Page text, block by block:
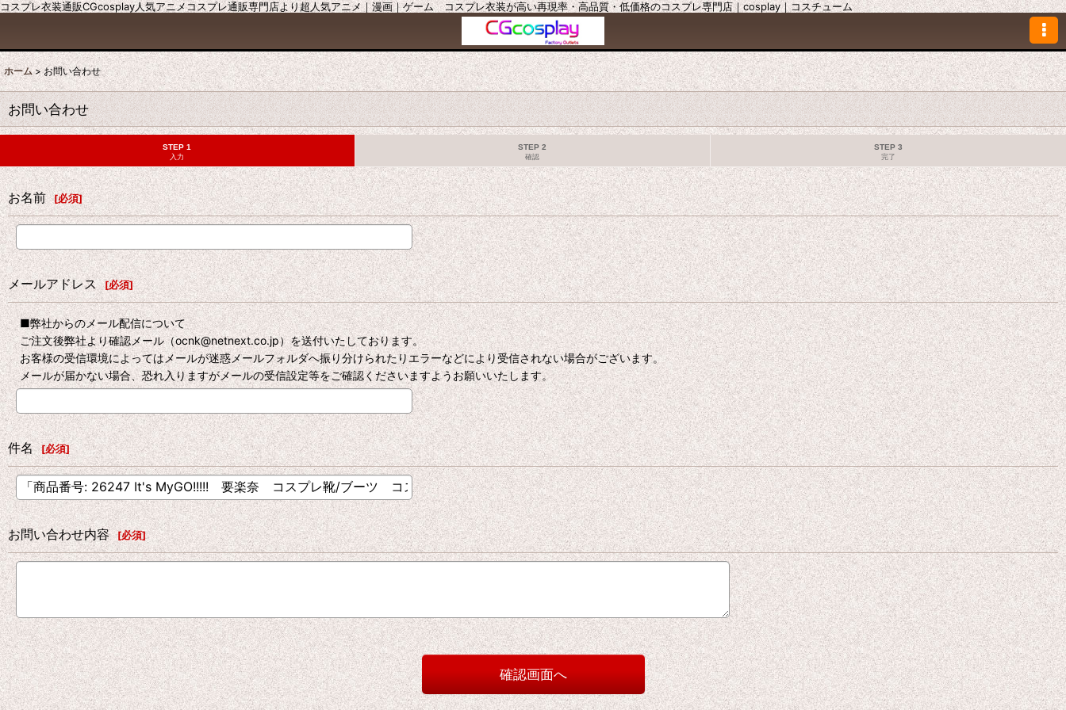
コスプレ衣装通販CGcosplay人気アニメコスプレ通販専門店より超人気アニメ｜漫画｜ゲーム コスプレ衣装が高い再現率・高品質・低価格のコスプレ専門店｜cosplay｜コスチューム
ホーム > お問い合わせ
お問い合わせ
STEP 1
入力
STEP 2
確認
STEP 3
完了
お名前 [必須]
メールアドレス [必須]
■弊社からのメール配信について
ご注文後弊社より確認メール（ocnk@netnext.co.jp）を送付いたしております。
お客様の受信環境によってはメールが迷惑メールフォルダへ振り分けられたりエラーなどにより受信されない場合がございます。
メールが届かない場合、恐れ入りますがメールの受信設定等をご確認くださいますようお願いいたします。
件名 [必須]
お問い合わせ内容 [必須]
確認画面へ